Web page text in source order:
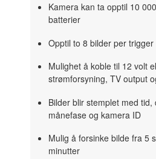
Kamera kan ta opptil 10
batterier
Opptil to 8 bilder per trigger
Mulighet å koble til 12 volt
strømforsyning, TV output
Bilder blir stemplet med tid,
månefase og kamera ID
Mulig å forsinke bilde fra 5
minutter